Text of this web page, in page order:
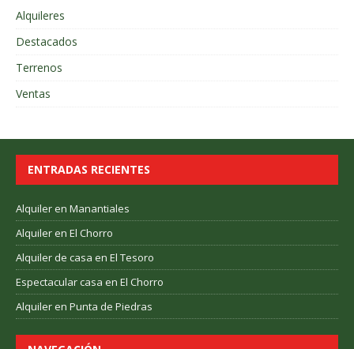
Alquileres
Destacados
Terrenos
Ventas
ENTRADAS RECIENTES
Alquiler en Manantiales
Alquiler en El Chorro
Alquiler de casa en El Tesoro
Espectacular casa en El Chorro
Alquiler en Punta de Piedras